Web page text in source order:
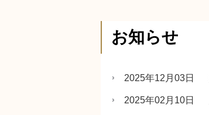
お知らせ
2025年12月03日
2025年02月10日